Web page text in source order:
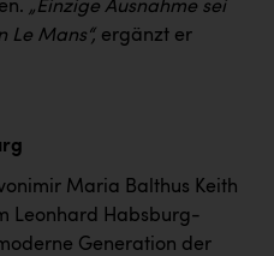
„Einzige Ausnahme sei
Le Mans“, ergänzt er
Maria Balthus Keith
Leonhard Habsburg-
Generation der